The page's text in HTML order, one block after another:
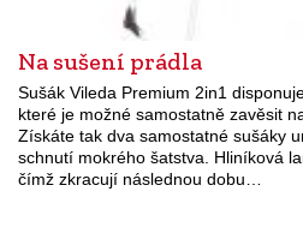
Na sušení prádla
Sušák Vileda Premium 2in1
které je možné samostatně zavěsit
Získáte tak dva samostatné sušáky
schnutí mokrého šatstva. Hliníková
čímž zkracují následnou dobu…